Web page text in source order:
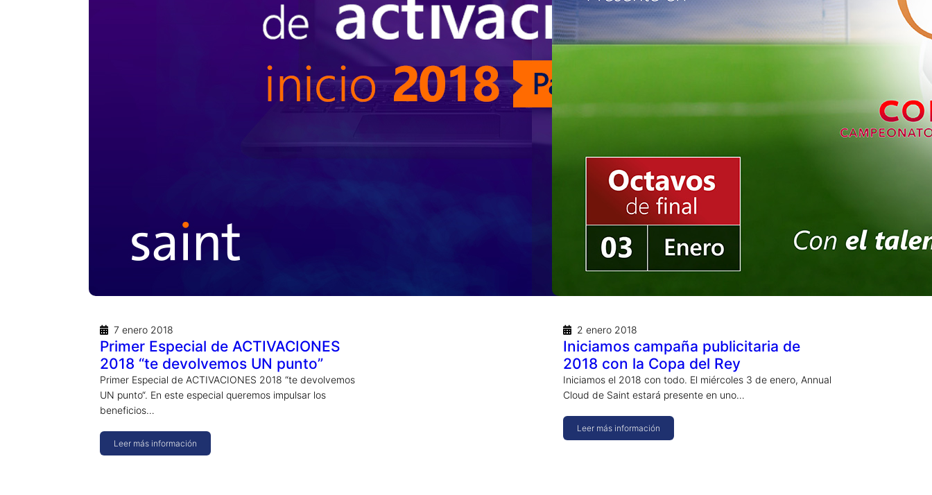
7 enero 2018
Primer Especial de ACTIVACIONES
2018 “te devolvemos UN punto”
Primer Especial de ACTIVACIONES 2018 “te devolvemos
UN punto“. En este especial queremos impulsar los
beneficios…
Leer más información
2 enero 2018
Iniciamos campaña publicitaria de
2018 con la Copa del Rey
Iniciamos el 2018 con todo. El miércoles 3 de enero, Annual
Cloud de Saint estará presente en uno…
Leer más información